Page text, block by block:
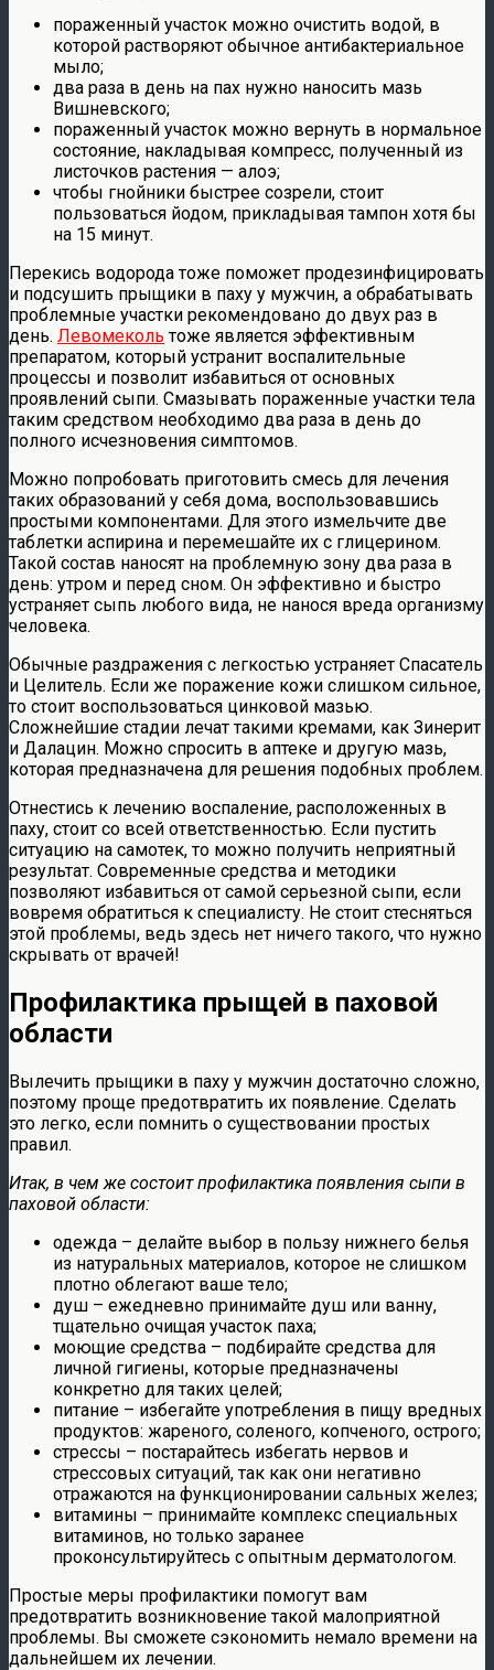
пораженный участок можно очистить водой, в
которой растворяют обычное антибактериальное
мыло;
два раза в день на пах нужно наносить мазь
Вишневского;
пораженный участок можно вернуть в нормальное
состояние, накладывая компресс, полученный из
листочков растения — алоэ;
чтобы гнойники быстрее созрели, стоит
пользоваться йодом, прикладывая тампон хотя бы
на 15 минут.
Перекись водорода тоже поможет продезинфицировать
и подсушить прыщики в паху у мужчин, а обрабатывать
проблемные участки рекомендовано до двух раз в
день. Левомеколь тоже является эффективным
препаратом, который устранит воспалительные
процессы и позволит избавиться от основных
проявлений сыпи. Смазывать пораженные участки тела
таким средством необходимо два раза в день до
полного исчезновения симптомов.
Можно попробовать приготовить смесь для лечения
таких образований у себя дома, воспользовавшись
простыми компонентами. Для этого измельчите две
таблетки аспирина и перемешайте их с глицерином.
Такой состав наносят на проблемную зону два раза в
день: утром и перед сном. Он эффективно и быстро
устраняет сыпь любого вида, не нанося вреда организму
человека.
Обычные раздражения с легкостью устраняет Спасатель
и Целитель. Если же поражение кожи слишком сильное,
то стоит воспользоваться цинковой мазью.
Сложнейшие стадии лечат такими кремами, как Зинерит
и Далацин. Можно спросить в аптеке и другую мазь,
которая предназначена для решения подобных проблем.
Отнестись к лечению воспаление, расположенных в
паху, стоит со всей ответственностью. Если пустить
ситуацию на самотек, то можно получить неприятный
результат. Современные средства и методики
позволяют избавиться от самой серьезной сыпи, если
вовремя обратиться к специалисту. Не стоит стесняться
этой проблемы, ведь здесь нет ничего такого, что нужно
скрывать от врачей!
Профилактика прыщей в паховой
области
Вылечить прыщики в паху у мужчин достаточно сложно,
поэтому проще предотвратить их появление. Сделать
это легко, если помнить о существовании простых
правил.
Итак, в чем же состоит профилактика появления сыпи в
паховой области:
одежда – делайте выбор в пользу нижнего белья
из натуральных материалов, которое не слишком
плотно облегают ваше тело;
душ – ежедневно принимайте душ или ванну,
тщательно очищая участок паха;
моющие средства – подбирайте средства для
личной гигиены, которые предназначены
конкретно для таких целей;
питание – избегайте употребления в пищу вредных
продуктов: жареного, соленого, копченого, острого;
стрессы – постарайтесь избегать нервов и
стрессовых ситуаций, так как они негативно
отражаются на функционировании сальных желез;
витамины – принимайте комплекс специальных
витаминов, но только заранее
проконсультируйтесь с опытным дерматологом.
Простые меры профилактики помогут вам
предотвратить возникновение такой малоприятной
проблемы. Вы сможете сэкономить немало времени на
дальнейшем их лечении.